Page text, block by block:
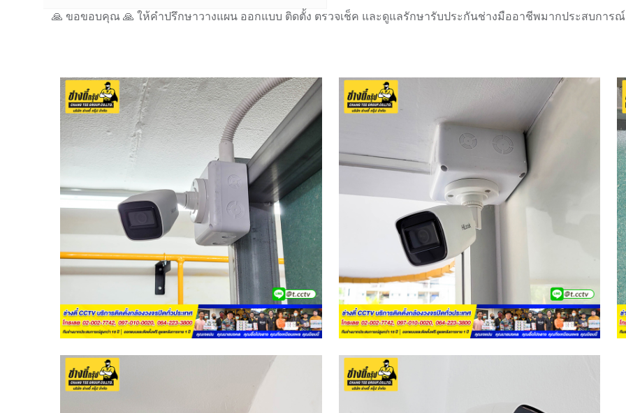
🙏 ขอขอบคุณ 🙏 ให้คำปรึกษาวางแผน ออกแบบ ติดตั้ง ตรวจเช็ค และดูแลรักษารับประกันช่างมืออาชีพมากประสบการณ์